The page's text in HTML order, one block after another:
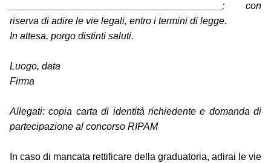
_______________________________________; con
riserva di adire le vie legali, entro i termini di legge.
In attesa, porgo distinti saluti.
Luogo, data
Firma
Allegati: copia carta di identità richiedente e domanda di
partecipazione al concorso RIPAM
In caso di mancata rettificare della graduatoria, adirai le vie